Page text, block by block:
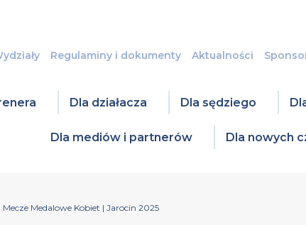
Regulaminy i dokumenty Aktualności
Dla działacza Dla sędziego
Dla mediów i partnerów Dla nowych
Medalowe Kobiet | Jarocin 2025